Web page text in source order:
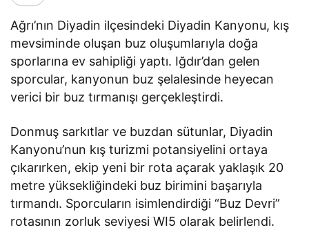
Ağrı’nın Diyadin ilçesindeki Diyadin Kanyonu, kış
mevsiminde oluşan buz oluşumlarıyla doğa
sporlarına ev sahipliği yaptı. Iğdır’dan gelen
sporcular, kanyonun buz şelalesinde heyecan
verici bir buz tırmanışı gerçekleştirdi.
Donmuş sarkıtlar ve buzdan sütunlar, Diyadin
Kanyonu’nun kış turizmi potansiyelini ortaya
çıkarırken, ekip yeni bir rota açarak yaklaşık 20
metre yüksekliğindeki buz birimini başarıyla
tırmandı. Sporcuların isimlendirdiği “Buz Devri”
rotasının zorluk seviyesi WI5 olarak belirlendi.